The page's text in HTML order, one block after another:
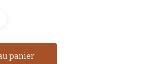
panier